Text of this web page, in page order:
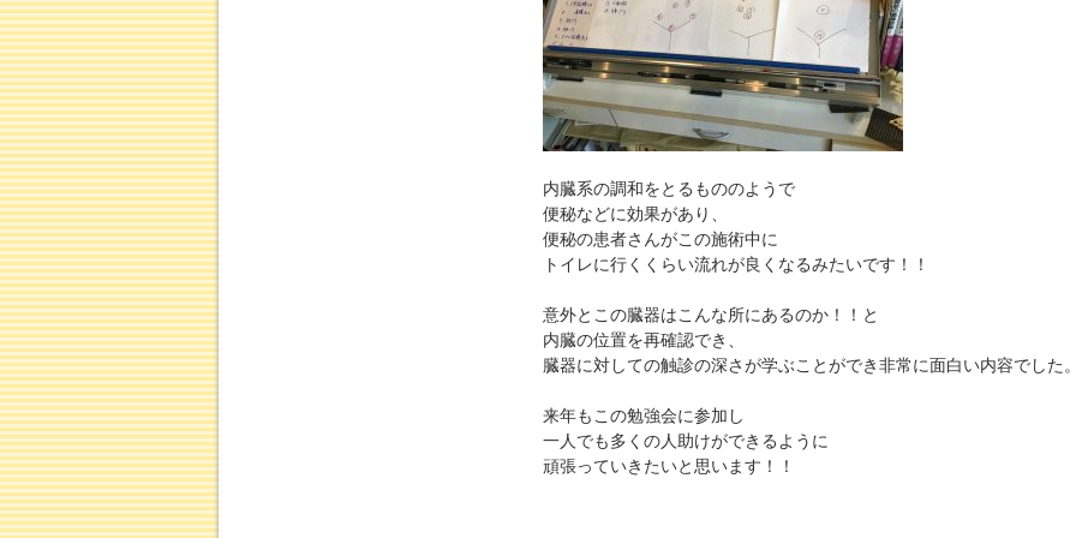
内臓系の調和をとるもののようで
便秘などに効果があり、
便秘の患者さんがこの施術中に
トイレに行くくらい流れが良くなるみたいです！！
意外とこの臓器はこんな所にあるのか！！と
内臓の位置を再確認でき、
臓器に対しての触診の深さが学ぶことができ非常に面白い内容でした
来年もこの勉強会に参加し
一人でも多くの人助けができるように
頑張っていきたいと思います！！